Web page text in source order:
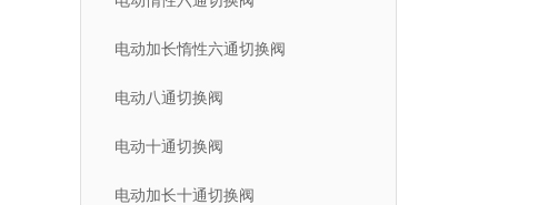
电动加长惰性六通切换阀
电动八通切换阀
电动十通切换阀
电动加长十通切换阀